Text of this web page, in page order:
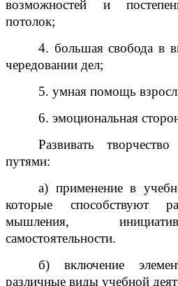
возможностей и
потолок;
4. большая свобода в
чередовании дел;
5. умная помощь
6. эмоциональная
Развивать
путями:
а) применение в
которые способствуют
мышления,
самостоятельности.
б) включение
различные виды учебной